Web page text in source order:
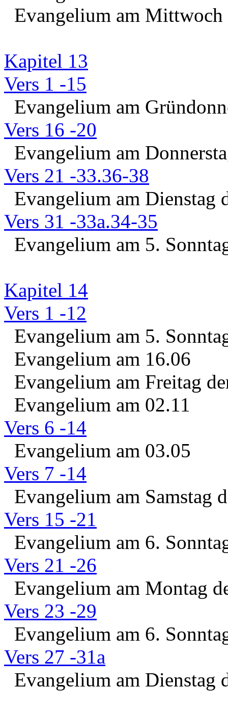
Evangelium am Mittwoch
Kapitel 13
Vers 1 -15
Evangelium am
Vers 16 -20
Evangelium am
Vers 21 -33.36-38
Evangelium am Dienstag
Vers 31 -33a.34-35
Evangelium am 5.
Kapitel 14
Vers 1 -12
Evangelium am 5.
Evangelium am 16.06
Evangelium am Freitag
Evangelium am 02.11
Vers 6 -14
Evangelium am 03.05
Vers 7 -14
Evangelium am Samstag
Vers 15 -21
Evangelium am 6.
Vers 21 -26
Evangelium am Montag
Vers 23 -29
Evangelium am 6.
Vers 27 -31a
Evangelium am Dienstag